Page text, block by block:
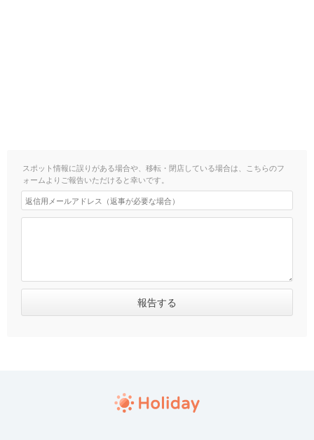
スポット情報に誤りがある場合や、移転・閉店している場合は、こちらのフ
ォームよりご報告いただけると幸いです。